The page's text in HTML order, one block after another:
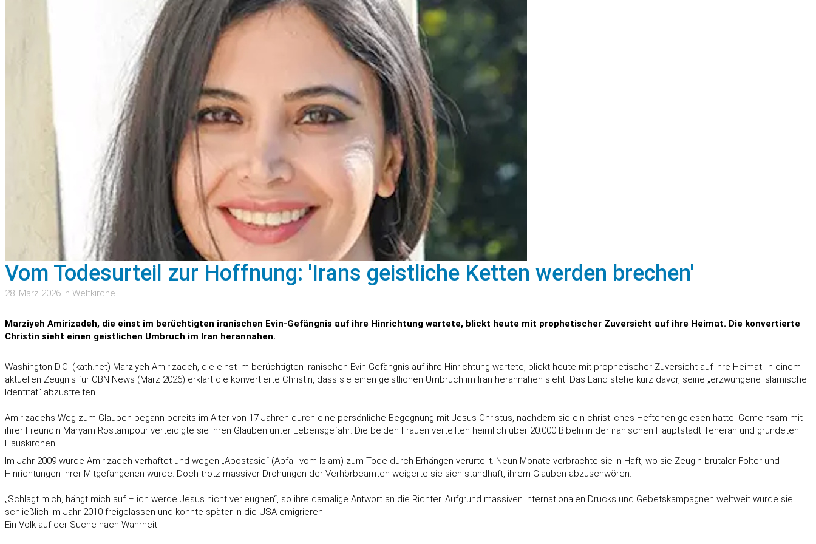
Vom Todesurteil zur Hoffnung: 'Irans geistliche Ketten werden brechen'
28. März 2026 in Weltkirche
Marziyeh Amirizadeh, die einst im berüchtigten iranischen Evin-Gefängnis auf ihre Hinrichtung wartete, blickt heute mit prophetischer Zuversicht auf ihre Heimat. Die konvertierte
Christin sieht einen geistlichen Umbruch im Iran herannahen.
Washington D.C. (kath.net) Marziyeh Amirizadeh, die einst im berüchtigten iranischen Evin-Gefängnis auf ihre Hinrichtung wartete, blickt heute mit prophetischer Zuversicht auf ihre Heimat. In einem
aktuellen Zeugnis für CBN News (März 2026) erklärt die konvertierte Christin, dass sie einen geistlichen Umbruch im Iran herannahen sieht: Das Land stehe kurz davor, seine „erzwungene islamische
Identität“ abzustreifen.
Amirizadehs Weg zum Glauben begann bereits im Alter von 17 Jahren durch eine persönliche Begegnung mit Jesus Christus, nachdem sie ein christliches Heftchen gelesen hatte. Gemeinsam mit
ihrer Freundin Maryam Rostampour verteidigte sie ihren Glauben unter Lebensgefahr: Die beiden Frauen verteilten heimlich über 20.000 Bibeln in der iranischen Hauptstadt Teheran und gründeten
Hauskirchen.
Im Jahr 2009 wurde Amirizadeh verhaftet und wegen „Apostasie“ (Abfall vom Islam) zum Tode durch Erhängen verurteilt. Neun Monate verbrachte sie in Haft, wo sie Zeugin brutaler Folter und
Hinrichtungen ihrer Mitgefangenen wurde. Doch trotz massiver Drohungen der Verhörbeamten weigerte sie sich standhaft, ihrem Glauben abzuschwören.
„Schlagt mich, hängt mich auf – ich werde Jesus nicht verleugnen“, so ihre damalige Antwort an die Richter. Aufgrund massiven internationalen Drucks und Gebetskampagnen weltweit wurde sie
schließlich im Jahr 2010 freigelassen und konnte später in die USA emigrieren.
Ein Volk auf der Suche nach Wahrheit